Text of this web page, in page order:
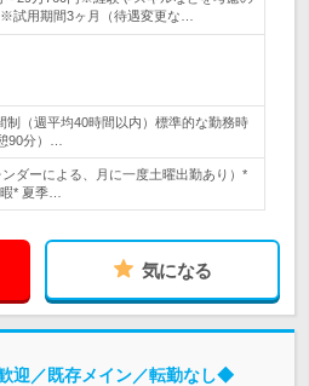
※試用期間3ヶ月（待遇変更な…
制（週平均40時間以内）標準的な勤務時
90分）…
ダーによる、月に一度土曜出勤あり）*
* 夏季…
気になる
迎／既存メイン／転勤なし◆